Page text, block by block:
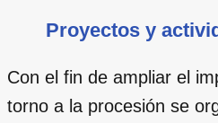
Proyectos y
Con el fin de ampliar el
torno a la procesión se